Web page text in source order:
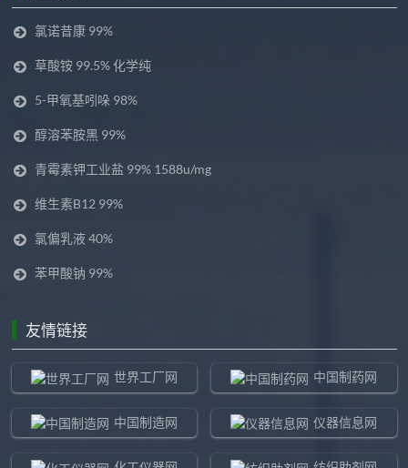
氯诺昔康 99%
草酸铵 99.5% 化学纯
5-甲氧基吲哚 98%
醇溶苯胺黑 99%
青霉素钾工业盐 99% 1588u/mg
维生素B12 99%
氯偏乳液 40%
苯甲酸钠 99%
友情链接
世界工厂网 中国制药网
中国制造网 仪器信息网